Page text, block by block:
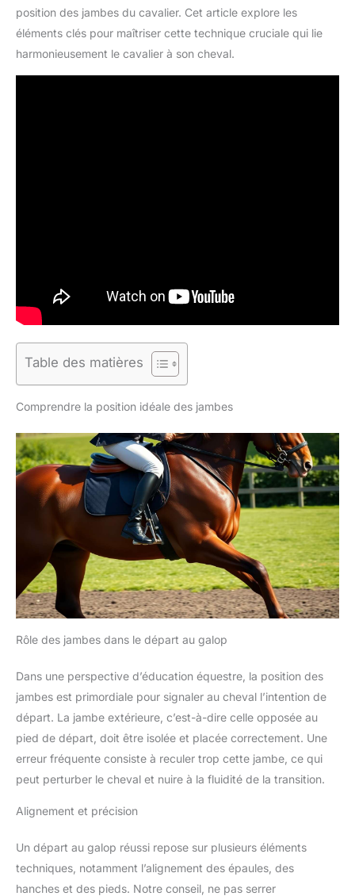
position des jambes du cavalier. Cet article explore les
éléments clés pour maîtriser cette technique cruciale qui lie
harmonieusement le cavalier à son cheval.
Table des matières
Comprendre la position idéale des jambes
Rôle des jambes dans le départ au galop
Dans une perspective d’éducation équestre, la position des
jambes est primordiale pour signaler au cheval l’intention de
départ. La jambe extérieure, c’est-à-dire celle opposée au
pied de départ, doit être isolée et placée correctement. Une
erreur fréquente consiste à reculer trop cette jambe, ce qui
peut perturber le cheval et nuire à la fluidité de la transition.
Alignement et précision
Un départ au galop réussi repose sur plusieurs éléments
techniques, notamment l’alignement des épaules, des
hanches et des pieds. Notre conseil, ne pas serrer